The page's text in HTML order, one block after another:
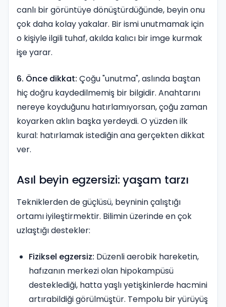
canlı bir görüntüye dönüştürdüğünde, beyin onu
çok daha kolay yakalar. Bir ismi unutmamak için
o kişiyle ilgili tuhaf, akılda kalıcı bir imge kurmak
işe yarar.
6. Önce dikkat: Çoğu "unutma", aslında baştan
hiç doğru kaydedilmemiş bir bilgidir. Anahtarını
nereye koyduğunu hatırlamıyorsan, çoğu zaman
koyarken aklın başka yerdeydi. O yüzden ilk
kural: hatırlamak istediğin ana gerçekten dikkat
ver.
Asıl beyin egzersizi: yaşam tarzı
Tekniklerden de güçlüsü, beyninin çalıştığı
ortamı iyileştirmektir. Bilimin üzerinde en çok
uzlaştığı destekler:
Fiziksel egzersiz: Düzenli aerobik hareketin,
hafızanın merkezi olan hipokampüsü
desteklediği, hatta yaşlı yetişkinlerde hacmini
artırabildiği görülmüştür. Tempolu bir yürüyüş